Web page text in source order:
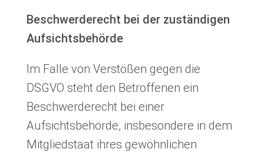
Beschwerderecht bei der zuständigen
Aufsichtsbehörde
Im Falle von Verstößen gegen die
DSGVO steht den Betroffenen ein
Beschwerderecht bei einer
Aufsichtsbehörde, insbesondere in dem
Mitgliedstaat ihres gewöhnlichen